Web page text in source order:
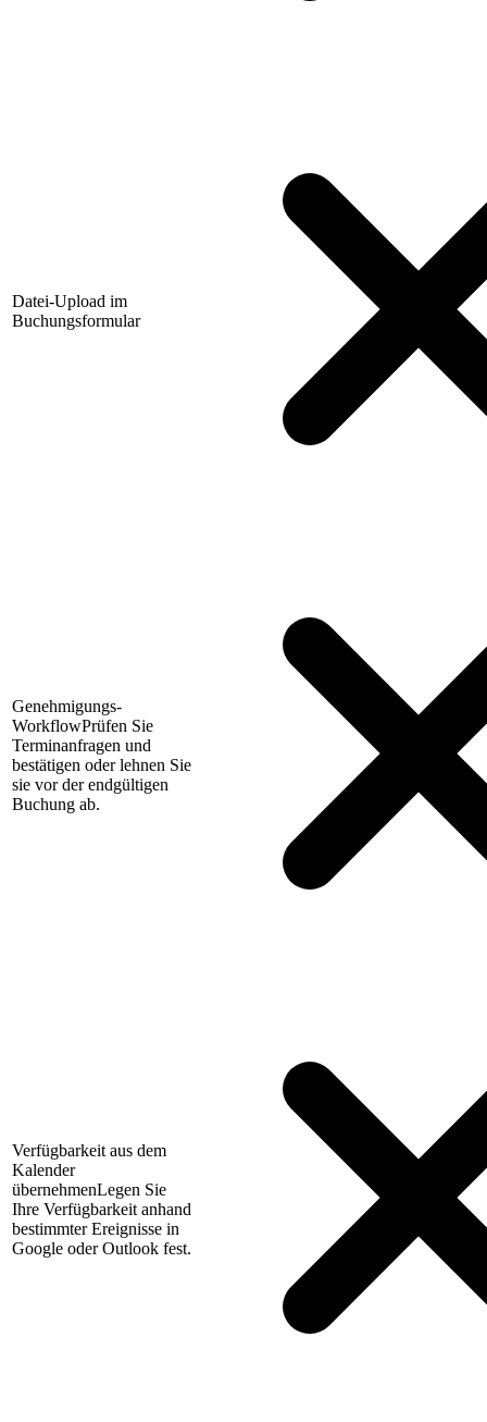
Datei-Upload im
Buchungsformular
Genehmigungs-
WorkflowPrüfen Sie
Terminanfragen und
bestätigen oder lehnen Sie
sie vor der endgültigen
Buchung ab.
Verfügbarkeit aus dem
Kalender
übernehmenLegen Sie
Ihre Verfügbarkeit anhand
bestimmter Ereignisse in
Google oder Outlook fest.